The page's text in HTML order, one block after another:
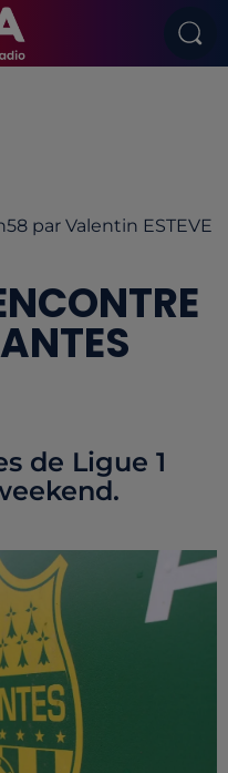
par Valentin ESTEVE
de Ligue 1